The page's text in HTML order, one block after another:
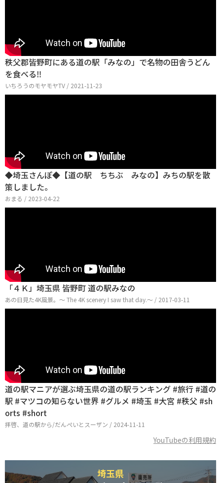
秩父郡皆野町にある道の駅「みなの」で名物の田舎うどん
を食べる‼
いちろうのモヤモヤTV / 2021-11-23
◆埼玉さんぽ◆【道の駅 ちちぶ みなの】みちの駅を散
策しました。
おまる / 2023-04-22
「４Ｋ」埼玉県 皆野町 道の駅みなの
あの日見た4K風景。～ The 4K scenery I saw that day.～ / 2017-03-11
道の駅マニアが選ぶ埼玉県の道の駅ランキング #旅行 #道の
駅 #マツコの知らない世界 #グルメ #埼玉 #大宮 #秩父 #sh
orts #short
拝啓、道の駅から/だんぺいとスーザン / 2024-11-11
YouTubeの利用規約
埼玉県